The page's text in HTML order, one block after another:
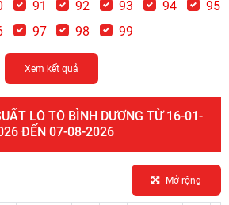
91 92 93 94
95
97 98 99
Xem kết quả
LÔ TÔ BÌNH DƯƠNG TỪ 16-01-
ĐẾN 07-08-2026
Mở rộng